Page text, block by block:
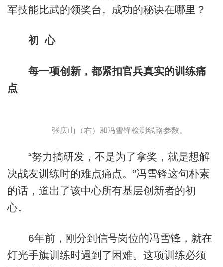
军技能比武的领奖台。成功的秘诀在哪里？
初 心
每一项创新，都紧扣官兵真实的训练痛
点
张庆山（右）和冯雪锋检测线路参数。
“努力搞研发，不是为了拿奖，就是想解
决战友训练时的难点痛点。”冯雪锋这句朴素
的话，道出了该中心所有基层创新者的初
心。
6年前，刚分到信号岗位的冯雪锋，就在
灯光手旗训练时遇到了困难。这项训练必须